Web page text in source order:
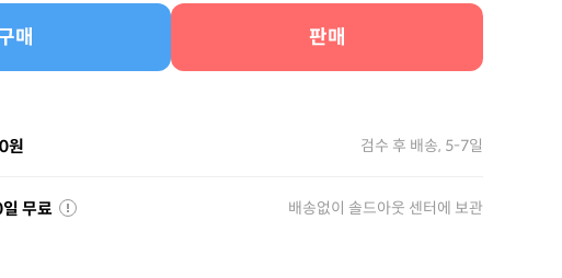
매 판매
원 검수 후 배송, 5-7일
무료 배송없이 솔드아웃 센터에 보관